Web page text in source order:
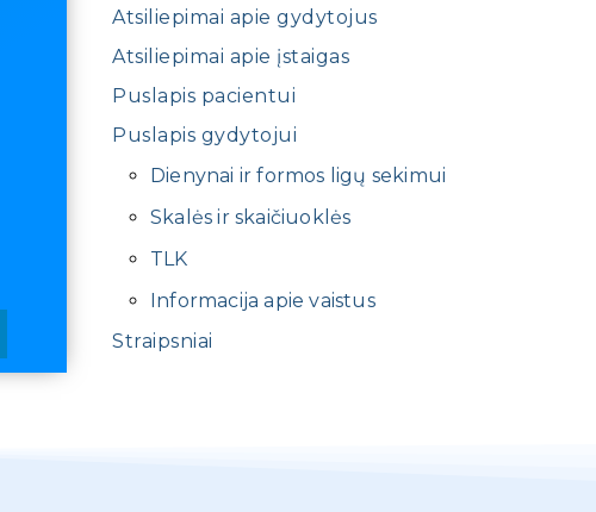
Atsiliepimai apie gydytojus
Atsiliepimai apie įstaigas
Puslapis pacientui
Puslapis gydytojui
Dienynai ir formos ligų sekimui
Skalės ir skaičiuoklės
TLK
Informacija apie vaistus
Straipsniai